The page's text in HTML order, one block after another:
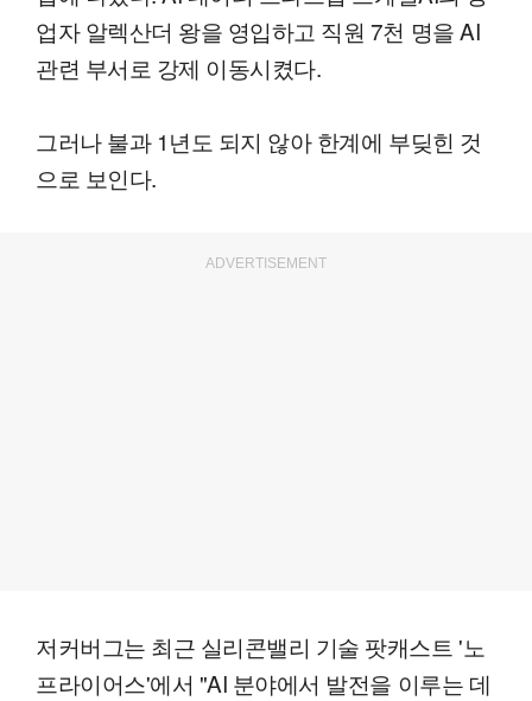
업자 알렉산더 왕을 영입하고 직원 7천 명을 AI
관련 부서로 강제 이동시켰다.
그러나 불과 1년도 되지 않아 한계에 부딪힌 것
으로 보인다.
ADVERTISEMENT
저커버그는 최근 실리콘밸리 기술 팟캐스트 '노
프라이어스'에서 "AI 분야에서 발전을 이루는 데